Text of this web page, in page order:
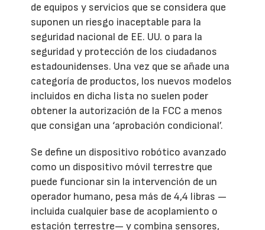
de equipos y servicios que se considera que
suponen un riesgo inaceptable para la
seguridad nacional de EE. UU. o para la
seguridad y protección de los ciudadanos
estadounidenses. Una vez que se añade una
categoría de productos, los nuevos modelos
incluidos en dicha lista no suelen poder
obtener la autorización de la FCC a menos
que consigan una ‘aprobación condicional’.
Se define un dispositivo robótico avanzado
como un dispositivo móvil terrestre que
puede funcionar sin la intervención de un
operador humano, pesa más de 4,4 libras —
incluida cualquier base de acoplamiento o
estación terrestre— y combina sensores,